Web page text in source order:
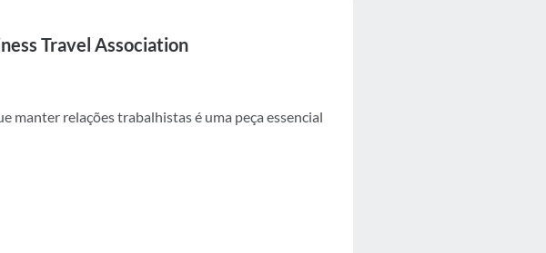
Travel Association
relações trabalhistas é uma peça essencial